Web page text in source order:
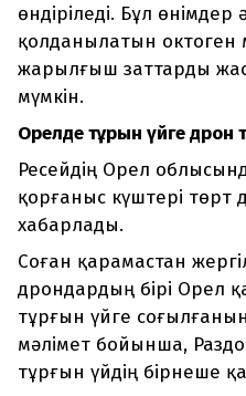
өндіріледі. Бұл өнімдер
қолданылатын октоген
жарылғыш заттарды
мүмкін.
Орелде тұрғын үйге дрон
Ресейдің Орел
қорғаныс күштері
хабарлады.
Соған қарамастан
дрондардың бірі Орел
тұрғын үйге
мәлімет бойынша,
тұрғын үйдің бірнеше